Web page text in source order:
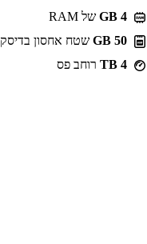
GB 4 של RAM
50 GB
שטח אחסון בדיסק NVMe
4 TB
רוחב פס